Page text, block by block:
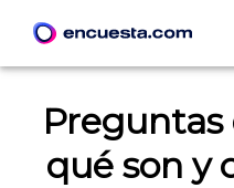
qué son y